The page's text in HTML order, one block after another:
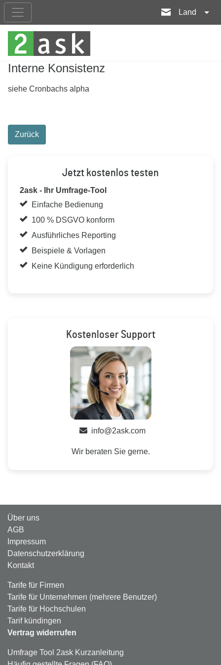
Land
Interne Konsistenz
siehe Cronbachs alpha
Zurück
Jetzt kostenlos testen
2ask - Ihr Umfrage-Tool
Einfache Bedienung
100 % DSGVO konform
Ausführliches Reporting
Beispiele & Vorlagen
Keine Kündigung erforderlich
Kostenloser Support
info@2ask.com
Wir beraten Sie gerne.
Über uns
AGB
Impressum
Datenschutzerklärung
Kontakt
Tarife für Firmen
Tarife für Unternehmen (mehrere Benutzer)
Tarife für Hochschulen
Tarif kündingen
Vertrag widerrufen
Umfrage Tool 2ask Kurzanleitung